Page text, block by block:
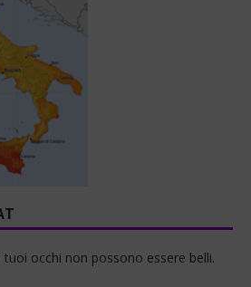
occhi non possono essere belli.